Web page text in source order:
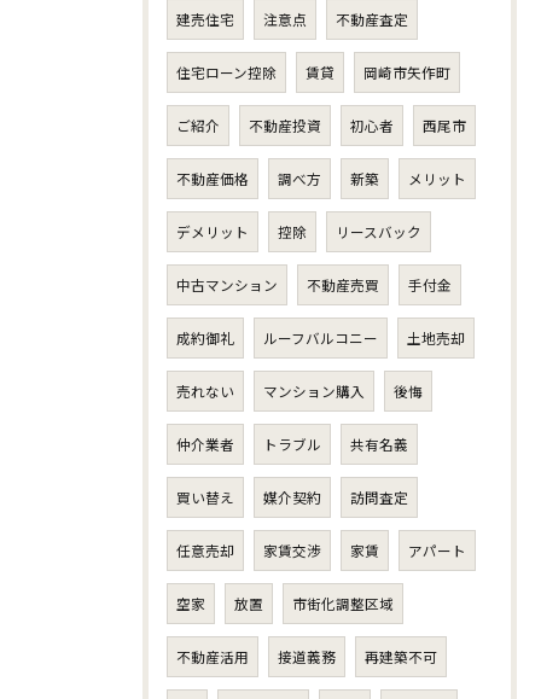
建売住宅 注意点 不動産査定
住宅ローン控除 賃貸 岡崎市矢作町
ご紹介 不動産投資 初心者 西尾市
不動産価格 調べ方 新築 メリット
デメリット 控除 リースバック
中古マンション 不動産売買 手付金
成約御礼 ルーフバルコニー 土地売却
売れない マンション購入 後悔
仲介業者 トラブル 共有名義
買い替え 媒介契約 訪問査定
任意売却 家賃交渉 家賃 アパート
空家 放置 市街化調整区域
不動産活用 接道義務 再建築不可